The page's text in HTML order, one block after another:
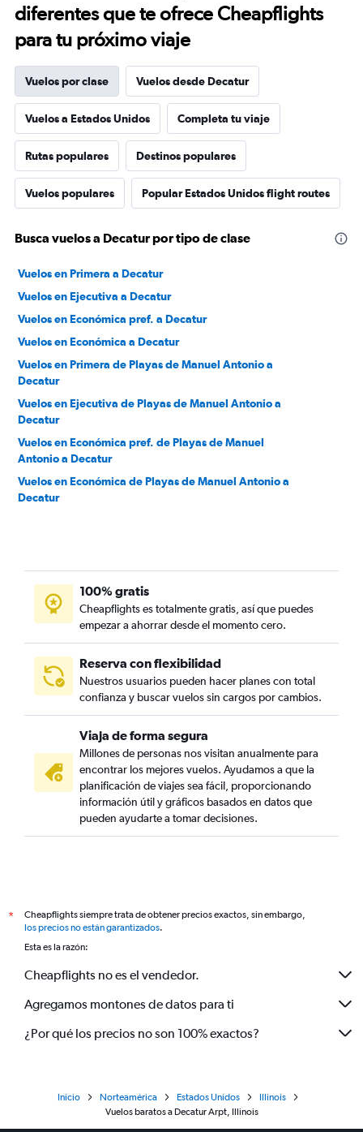
diferentes que te ofrece Cheapflights
para tu próximo viaje
Vuelos por clase Vuelos desde Decatur
Vuelos a Estados Unidos Completa tu viaje
Rutas populares Destinos populares
Vuelos populares Popular Estados Unidos flight routes
Busca vuelos a Decatur por tipo de clase
Vuelos en Primera a Decatur
Vuelos en Ejecutiva a Decatur
Vuelos en Económica pref. a Decatur
Vuelos en Económica a Decatur
Vuelos en Primera de Playas de Manuel Antonio a
Decatur
Vuelos en Ejecutiva de Playas de Manuel Antonio a
Decatur
Vuelos en Económica pref. de Playas de Manuel
Antonio a Decatur
Vuelos en Económica de Playas de Manuel Antonio a
Decatur
100% gratis
Cheapflights es totalmente gratis, así que puedes
empezar a ahorrar desde el momento cero.
Reserva con flexibilidad
Nuestros usuarios pueden hacer planes con total
confianza y buscar vuelos sin cargos por cambios.
Viaja de forma segura
Millones de personas nos visitan anualmente para
encontrar los mejores vuelos. Ayudamos a que la
planificación de viajes sea fácil, proporcionando
información útil y gráficos basados en datos que
pueden ayudarte a tomar decisiones.
*
Cheapflights siempre trata de obtener precios exactos, sin embargo,
los precios no están garantizados.
Esta es la razón:
Cheapflights no es el vendedor.
Agregamos montones de datos para ti
¿Por qué los precios no son 100% exactos?
Inicio Norteamérica Estados Unidos
Illinois
Vuelos baratos a Decatur Arpt, Illinois